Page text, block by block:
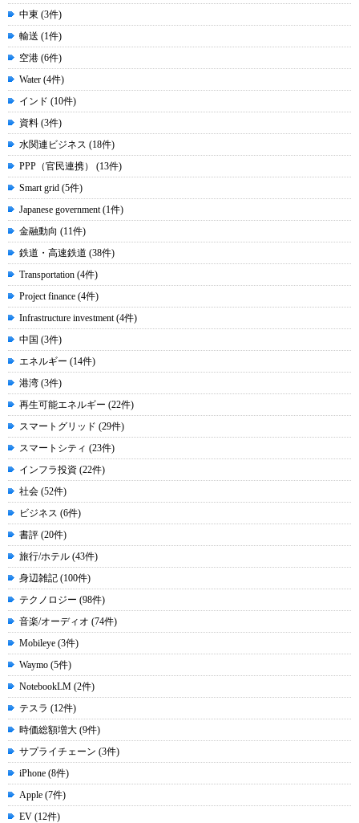
中東 (3件)
輸送 (1件)
空港 (6件)
Water (4件)
インド (10件)
資料 (3件)
水関連ビジネス (18件)
PPP（官民連携） (13件)
Smart grid (5件)
Japanese government (1件)
金融動向 (11件)
鉄道・高速鉄道 (38件)
Transportation (4件)
Project finance (4件)
Infrastructure investment (4件)
中国 (3件)
エネルギー (14件)
港湾 (3件)
再生可能エネルギー (22件)
スマートグリッド (29件)
スマートシティ (23件)
インフラ投資 (22件)
社会 (52件)
ビジネス (6件)
書評 (20件)
旅行/ホテル (43件)
身辺雑記 (100件)
テクノロジー (98件)
音楽/オーディオ (74件)
Mobileye (3件)
Waymo (5件)
NotebookLM (2件)
テスラ (12件)
時価総額増大 (9件)
サプライチェーン (3件)
iPhone (8件)
Apple (7件)
EV (12件)